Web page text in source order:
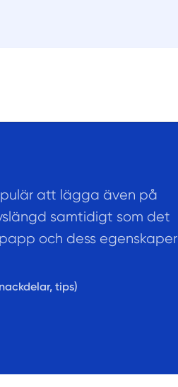
att lägga även på
samtidigt som det
och dess egenskaper
tips)